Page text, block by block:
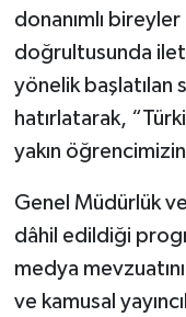
donanımlı
doğrultusunda
yönelik başlatılan
hatırlatarak,
yakın
Genel Müdürlük
dâhil edildiği
medya
ve kamusal